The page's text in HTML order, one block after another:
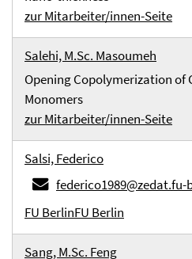
zur Mitarbeiter/innen-Seite
Salehi, M.Sc. Masoumeh
Opening Copolymerization of
Monomers
zur Mitarbeiter/innen-Seite
Salsi, Federico
federico1989@zedat.fu-
FU BerlinFU Berlin
Sang, M.Sc. Feng